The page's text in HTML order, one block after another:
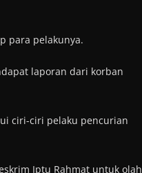
para pelakunya.
laporan dari korban
ciri-ciri pelaku pencurian
Iptu Rahmat untuk olah